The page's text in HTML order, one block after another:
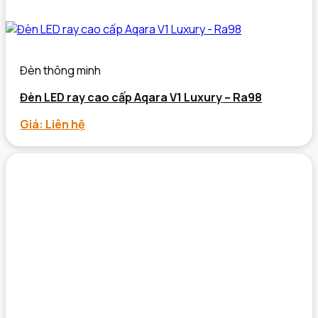
Đèn thông minh
Đèn LED ray cao cấp Aqara V1 Luxury – Ra98
Giá: Liên hệ